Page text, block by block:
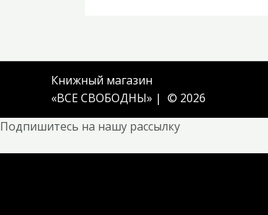
Книжный магазин
«ВСЕ СВОБОДНЫ» | © 2026
Подпишитесь на нашу рассылку